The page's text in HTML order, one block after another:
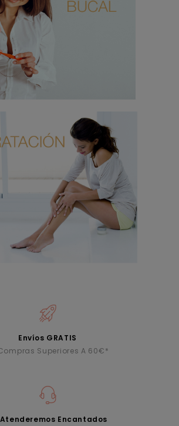
Envíos GRATIS
Superiores A 60€*
Encantados